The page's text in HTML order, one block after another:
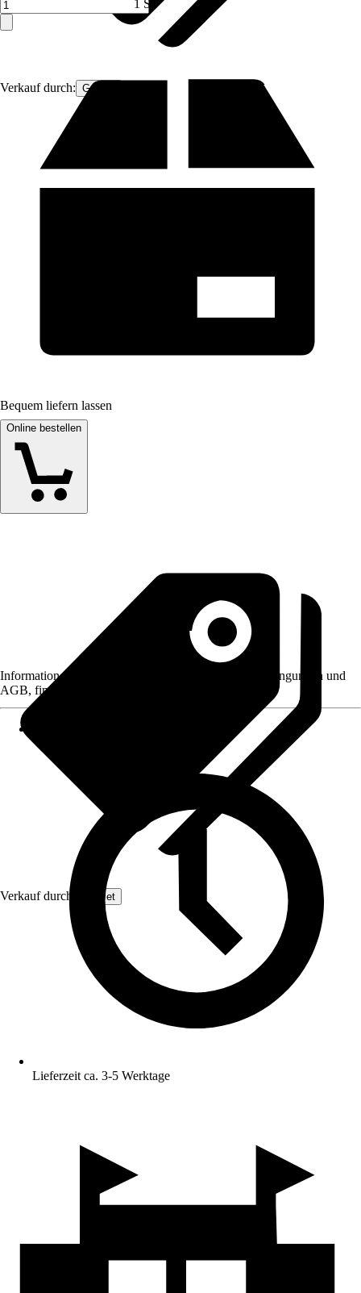
Verkauf durch: GarPet
1 ST
Bequem liefern lassen
Online bestellen
Verkauf durch: GarPet
Informationen des Verkäufers, wie z. B. Rückgabebedingungen und
AGB, finden Sie bei Klick auf den Verkäufernamen.
Lieferzeit ca. 3-5 Werktage